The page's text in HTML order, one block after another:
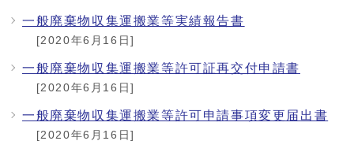
一般廃棄物収集運搬業等実績報告書
[2020年6月16日]
一般廃棄物収集運搬業等許可証再交付申請書
[2020年6月16日]
一般廃棄物収集運搬業等許可申請事項変更届出書
[2020年6月16日]